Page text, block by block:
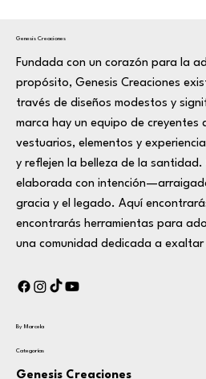
Genesis Creaciones
Fundada con un corazón para la
propósito, Genesis Creaciones
través de diseños modestos y
marca hay un equipo de creyentes
vestuarios, elementos y
y reflejen la belleza de la santidad.
elaborada con
gracia y el legado. Aquí
encontrarás herramientas para
una comunidad dedicada a exaltar
By Marcela
Categorías
Genesis Creaciones